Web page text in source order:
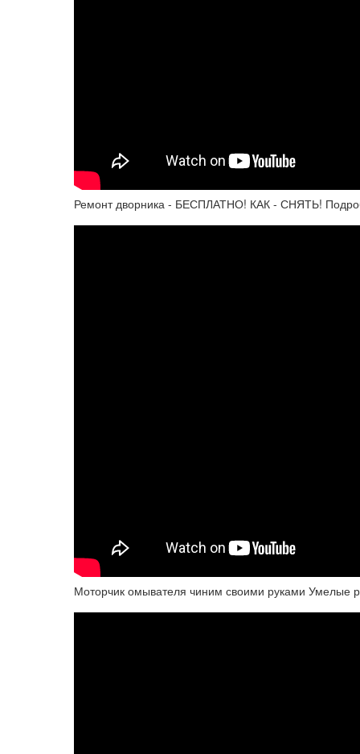
Ремонт дворника - БЕСПЛАТНО! КАК - СНЯТЬ!
Моторчик омывателя чиним своими руками Умелые